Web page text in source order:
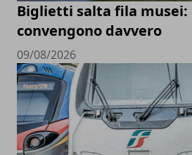
Biglietti salta fila musei:
convengono davvero
09/08/2026